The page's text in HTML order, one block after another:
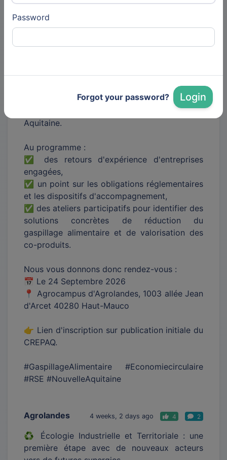
Password
Forgot your password? Login
prochain une journée technique du RÉGAL
Nouvelle-Aquitaine consacrée à un enjeu
réduction du gaspillage alimentaire .
Nous sommes heureux de co-organiser cette
journée aux côtés du CREPAQ et du CTCPA -
Centre Technique Agroalimentaire, dans le
cadre des initiatives du RÉGAL Nouvelle-
Aquitaine.
Au programme :
✅ des retours d'expérience d'entreprises
engagées,
✅ un point sur les obligations réglementaires
et les dispositifs d'accompagnement,
✅ des ateliers participatifs pour identifier des
solutions concrètes de réduction du
gaspillage alimentaire et de valorisation des
co-produits.
Nous vous donnons donc rendez-vous :
📅 Le 24 Septembre 2026
📍 Agrocampus d'Agrolandes, 1003 allée Jean
d'Arcet 40280 Haut-Mauco
👉 Lien d'inscription sur publication initiale du
CREPAQ.
#GaspillageAlimentaire #Economiecirculaire
#RSE #NouvelleAquitaine
Agrolandes 4 weeks, 2 days ago 4 2
♻️ Écologie Industrielle et Territoriale : une
première étape avec de nouveaux acteurs